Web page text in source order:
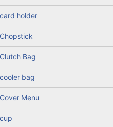
card holder
Chopstick
Clutch Bag
cooler bag
Cover Menu
cup